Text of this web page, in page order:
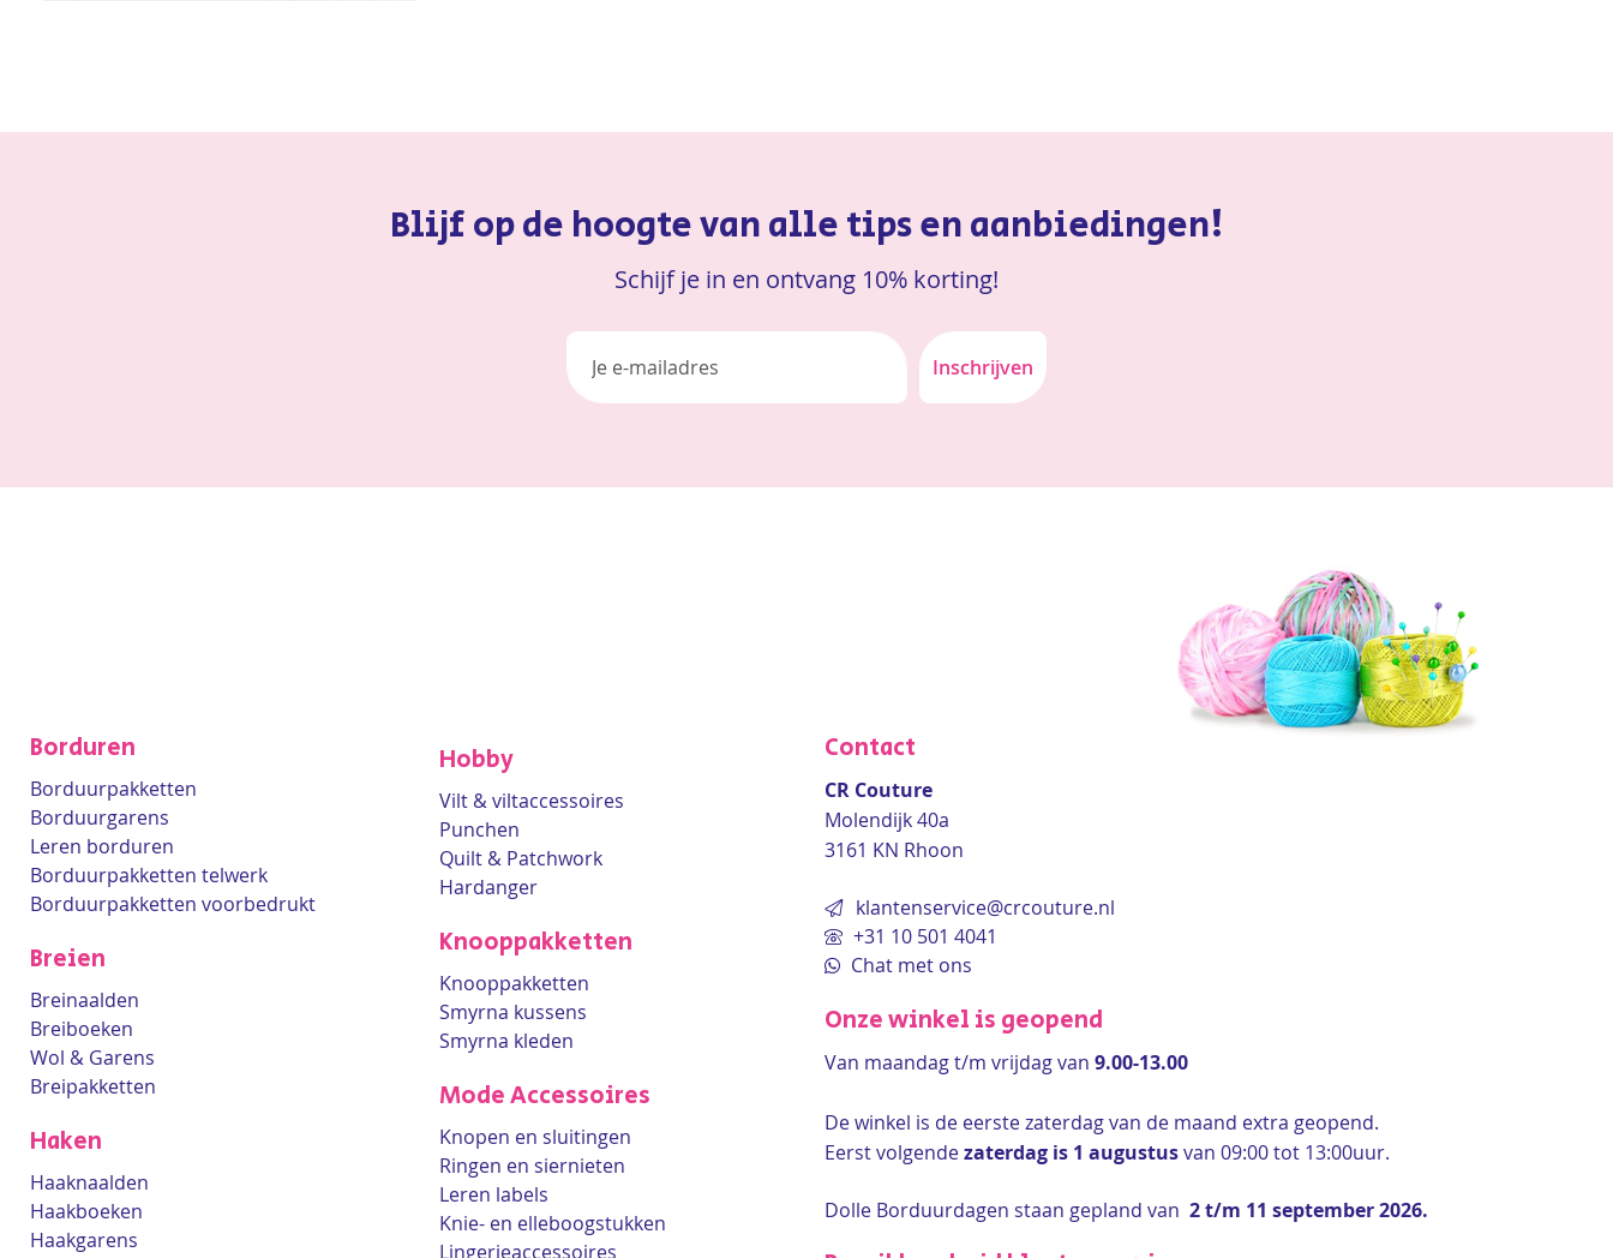
Blijf op de hoogte van alle tips en aanbiedingen!
Schijf je in en ontvang 10% korting!
Inschrijven
Borduren
Borduurpakketten
Borduurgarens
Leren borduren
Borduurpakketten telwerk
Borduurpakketten voorbedrukt
Breien
Breinaalden
Breiboeken
Wol & Garens
Breipakketten
Haken
Haaknaalden
Haakboeken
Haakgarens
Hobby
Vilt & viltaccessoires
Punchen
Quilt & Patchwork
Hardanger
Knooppakketten
Knooppakketten
Smyrna kussens
Smyrna kleden
Mode Accessoires
Knopen en sluitingen
Ringen en siernieten
Leren labels
Knie- en elleboogstukken
Lingerieaccessoires
Contact
CR Couture
Molendijk 40a
3161 KN Rhoon
klantenservice@crcouture.nl
+31 10 501 4041
Chat met ons
Onze winkel is geopend
Van maandag t/m vrijdag van 9.00-13.00
De winkel is de eerste zaterdag van de maand extra geopend.
Eerst volgendezaterdag is 1 augustusvan 09:00 tot 13:00uur.
Dolle Borduurdagen staan gepland van 2 t/m 11 september 2026.